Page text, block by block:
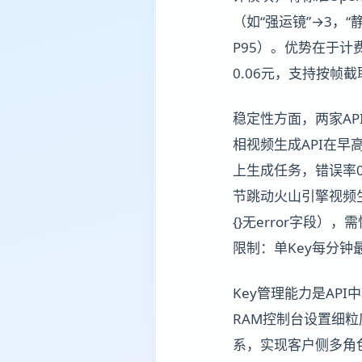
（如“强运镜”→3，
P95）。优势在于计
0.06元，支持按帧
稳定性方面，两家
相视频生成API在早
上生成任务，错误
节跳动火山引擎视
{}无error字段），需
限制：单Key每分钟
Key管理能力是API
RAM控制台设置细
系，实现客户侧多